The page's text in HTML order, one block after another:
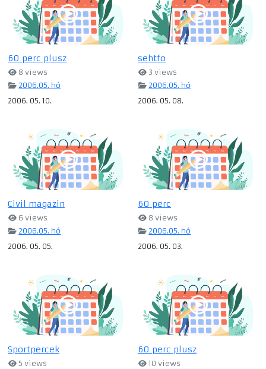
60 perc plusz
8 views
2006.05. hó
2006. 05. 10.
sehtfo
3 views
2006.05. hó
2006. 05. 08.
Civil magazin
6 views
2006.05. hó
2006. 05. 05.
60 perc
8 views
2006.05. hó
2006. 05. 03.
Sportpercek
5 views
60 perc plusz
10 views